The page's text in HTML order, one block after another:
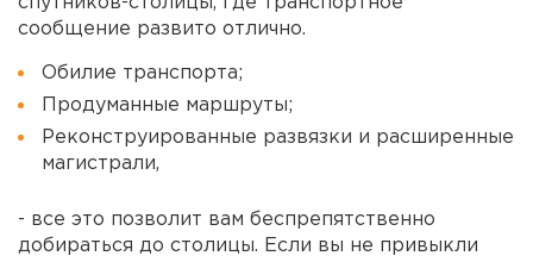
сообщение развито отлично.
Обилие транспорта;
Продуманные маршруты;
Реконструированные развязки и расширенные
магистрали,
- все это позволит вам беспрепятственно
добираться до столицы. Если вы не привыкли